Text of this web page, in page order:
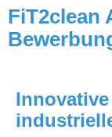
FiT2clean